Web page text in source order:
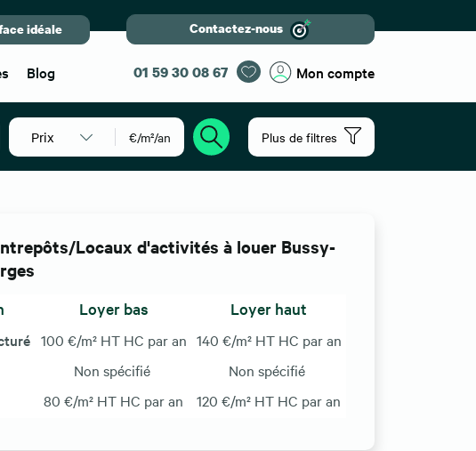
idéale Contactez-nous
Blog 01 59 30 08 67 Mon compte
Prix €/m²/an Plus de filtres
Locaux d'activités à louer Bussy-
Loyer bas Loyer haut
100 €/m² HT HC par an 140 €/m² HT HC par an
Non spécifié
Non spécifié
80 €/m² HT HC par an 120 €/m² HT HC par an